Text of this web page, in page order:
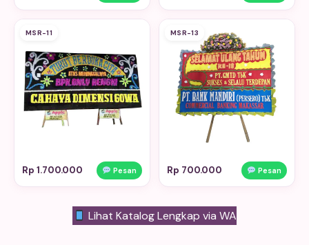
MSR-11
Rp 1.700.000 Pesan
MSR-13
Rp 700.000 Pesan
Lihat Katalog Lengkap via WA